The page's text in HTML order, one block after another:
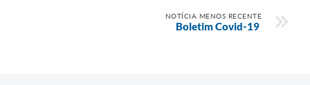
NOTÍCIA MENOS RECENTE
Boletim Covid-19